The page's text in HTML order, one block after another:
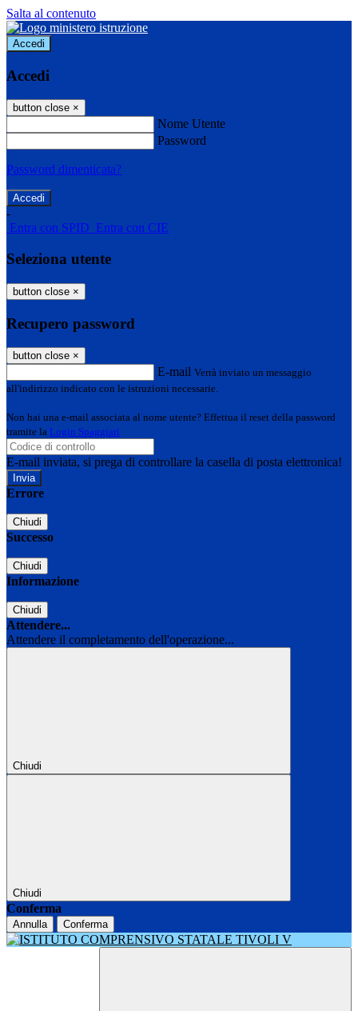
Salta al contenuto
Accedi
Accedi
button close ×
Nome Utente
Password
Password dimenticata?
-
Entra con SPID Entra con CIE
Seleziona utente
button close ×
Recupero password
button close ×
E-mail Verrà inviato un messaggio
all'indirizzo indicato con le istruzioni necessarie.
Non hai una e-mail associata al nome utente? Effettua il reset della password
tramite la Login Spaggiari
E-mail inviata, si prega di controllare la casella di posta elettronica!
Errore
Chiudi
Successo
Chiudi
Informazione
Chiudi
Attendere...
Attendere il completamento dell'operazione...
Chiudi
Chiudi
Conferma
Annulla Conferma